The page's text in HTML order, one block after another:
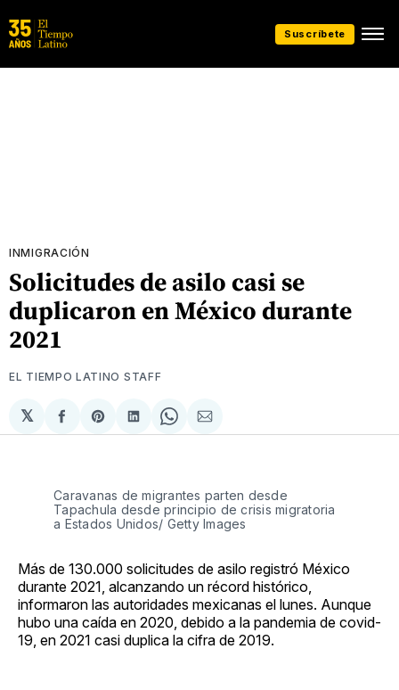
Suscríbete
INMIGRACIÓN
Solicitudes de asilo casi se
duplicaron en México durante
2021
EL TIEMPO LATINO STAFF
𝕏
Compartir
en
Share
on
Compartir
en
Share
on
Compartir
via
Caravanas de migrantes parten desde
Tapachula desde principio de crisis migratoria
a Estados Unidos/ Getty Images
Más de 130.000 solicitudes de asilo registró México
durante 2021, alcanzando un récord histórico,
informaron las autoridades mexicanas el lunes. Aunque
hubo una caída en 2020, debido a la pandemia de covid-
19, en 2021 casi duplica la cifra de 2019.